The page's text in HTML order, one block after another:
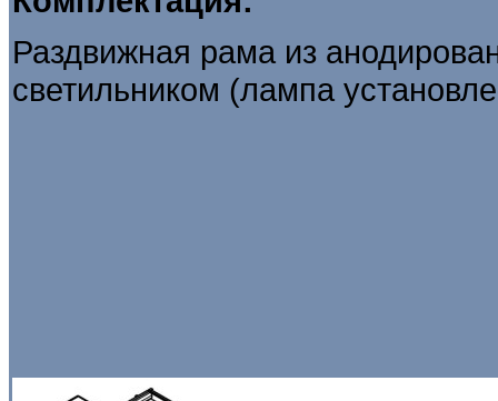
Раздвижная рама из
светильником (лампа